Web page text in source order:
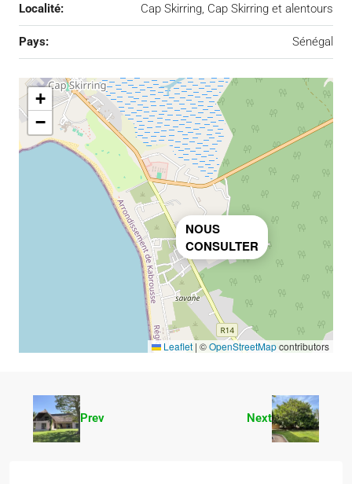
Localité: Cap Skirring, Cap Skirring et alentours
Pays: Sénégal
NOUS
CONSULTER
+
−
Leaflet | ©OpenStreetMapcontributors
Prev Next